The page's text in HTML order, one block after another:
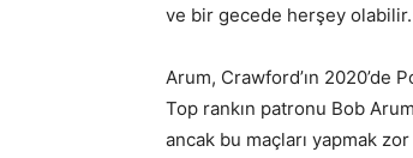
ve bir gecede herşey olabilir.
Arum, Crawford’ın 2020’de
Top rankın patronu Bob
ancak bu maçları yapmak